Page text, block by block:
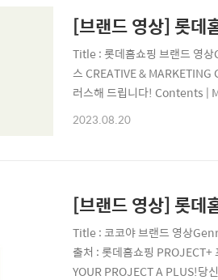
[브랜드 영상] 롯데
Title : 롯데홈쇼핑 브랜드 영
스 CREATIVE &
러스해 드립니다! Contents
젝트플러스 Website |
2023.08.20
[브랜드 영상] 롯데
Title : 코코야 브랜드 영상
출처 : 롯데홈쇼핑 PROJECT+
YOUR PROJECT A PLUS!